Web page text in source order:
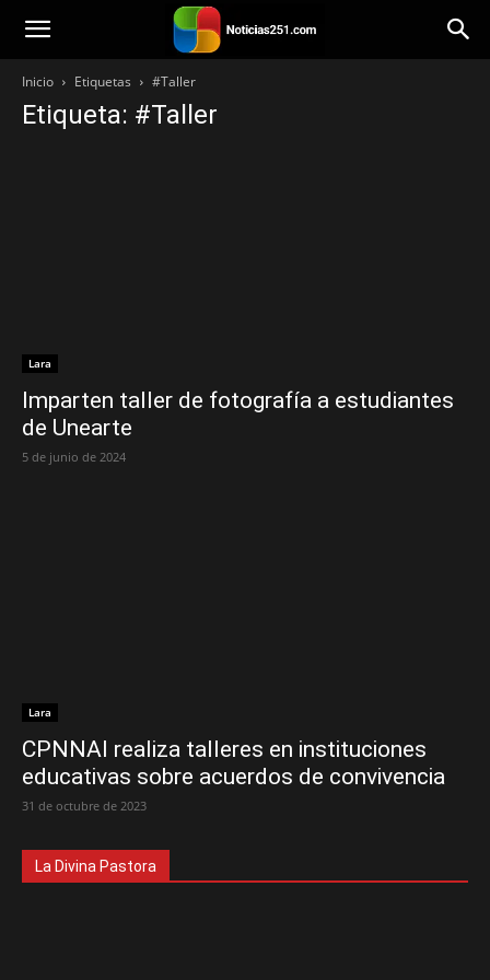
Noticias251
Inicio Etiquetas #Taller
Etiqueta: #Taller
Lara
Imparten taller de fotografía a estudiantes
de Unearte
5 de junio de 2024
Lara
CPNNAI realiza talleres en instituciones
educativas sobre acuerdos de convivencia
31 de octubre de 2023
La Divina Pastora